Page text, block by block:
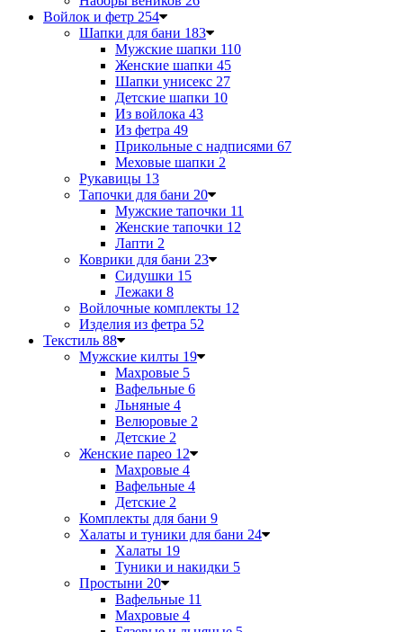
Войлок и фетр 254
Шапки для бани 183
Мужские шапки 110
Женские шапки 45
Шапки унисекс 27
Детские шапки 10
Из войлока 43
Из фетра 49
Прикольные с надписями 67
Меховые шапки 2
Рукавицы 13
Тапочки для бани 20
Мужские тапочки 11
Женские тапочки 12
Лапти 2
Коврики для бани 23
Сидушки 15
Лежаки 8
Войлочные комплекты 12
Изделия из фетра 52
Текстиль 88
Мужские килты 19
Махровые 5
Вафельные 6
Льняные 4
Велюровые 2
Детские 2
Женские парео 12
Махровые 4
Вафельные 4
Детские 2
Комплекты для бани 9
Халаты и туники для бани 24
Халаты 19
Туники и накидки 5
Простыни 20
Вафельные 11
Махровые 4